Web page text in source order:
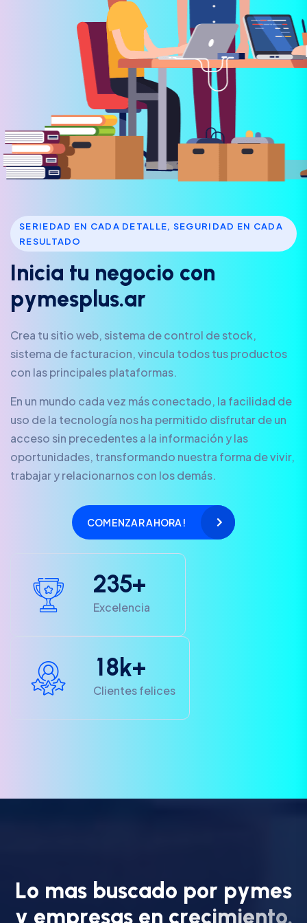
SERIEDAD EN CADA DETALLE, SEGURIDAD EN CADA
RESULTADO
Inicia tu negocio con
pymesp us.ar
Crea tu sitio web, sistema de control de stock,
sistema de facturacion, vincula todos tus productos
con las principales plataformas.
En un mundo cada vez más conectado, la facilidad de
uso de la tecnología nos ha permitido disfrutar de un
acceso sin precedentes a la información y las
oportunidades, transformando nuestra forma de vivir,
trabajar y relacionarnos con los demás.
COMENZAR AHORA!
235+
Excelencia
18k+
Clientes felices
Lo mas buscado por pymes
y empresas en crecimiento.